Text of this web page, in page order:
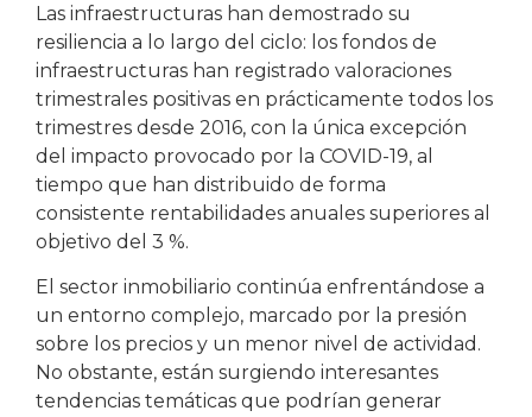
Las infraestructuras han demostrado su
resiliencia a lo largo del ciclo: los fondos de
infraestructuras han registrado valoraciones
trimestrales positivas en prácticamente todos los
trimestres desde 2016, con la única excepción
del impacto provocado por la COVID-19, al
tiempo que han distribuido de forma
consistente rentabilidades anuales superiores al
objetivo del 3 %.
El sector inmobiliario continúa enfrentándose a
un entorno complejo, marcado por la presión
sobre los precios y un menor nivel de actividad.
No obstante, están surgiendo interesantes
tendencias temáticas que podrían generar